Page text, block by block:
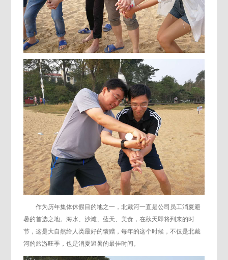
作为历年集体休假目的地之一，北戴河一直是公司员工消夏避
暑的首选之地。海水、沙滩、蓝天、美食，在秋天即将到来的时
节，这是大自然给人类最好的馈赠，每年的这个时候，不仅是北戴
河的旅游旺季，也是消夏避暑的最佳时间。